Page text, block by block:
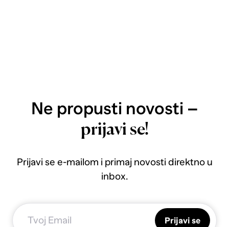
Ne propusti novosti –
prijavi se!
Prijavi se e-mailom i primaj novosti direktno u
inbox.
Prijavi se